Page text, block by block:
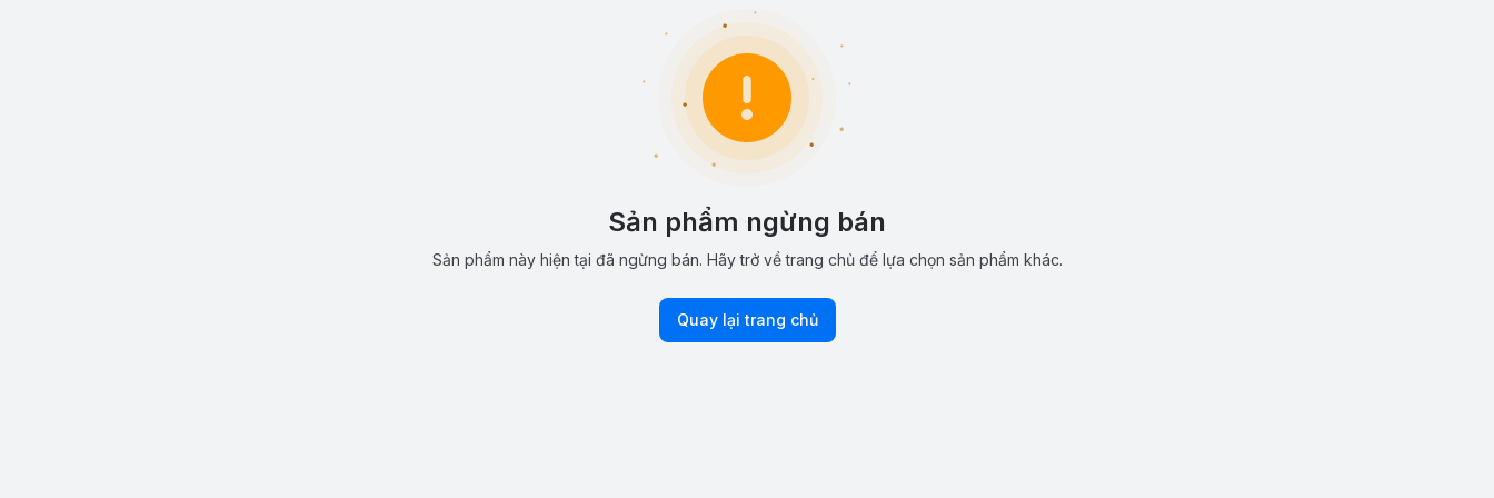
Sản phẩm ngừng bán
Sản phẩm này hiện tại đã ngừng bán. Hãy trở về trang chủ để lựa chọn sản phẩm khác.
Quay lại trang chủ